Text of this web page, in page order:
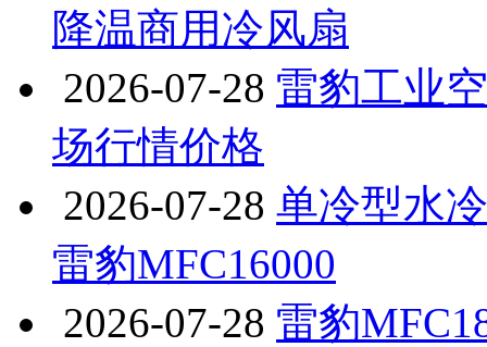
降温商用冷风扇
2026-07-28 雷豹工业
场行情价格
2026-07-28 单冷型水
雷豹MFC16000
2026-07-28 雷豹